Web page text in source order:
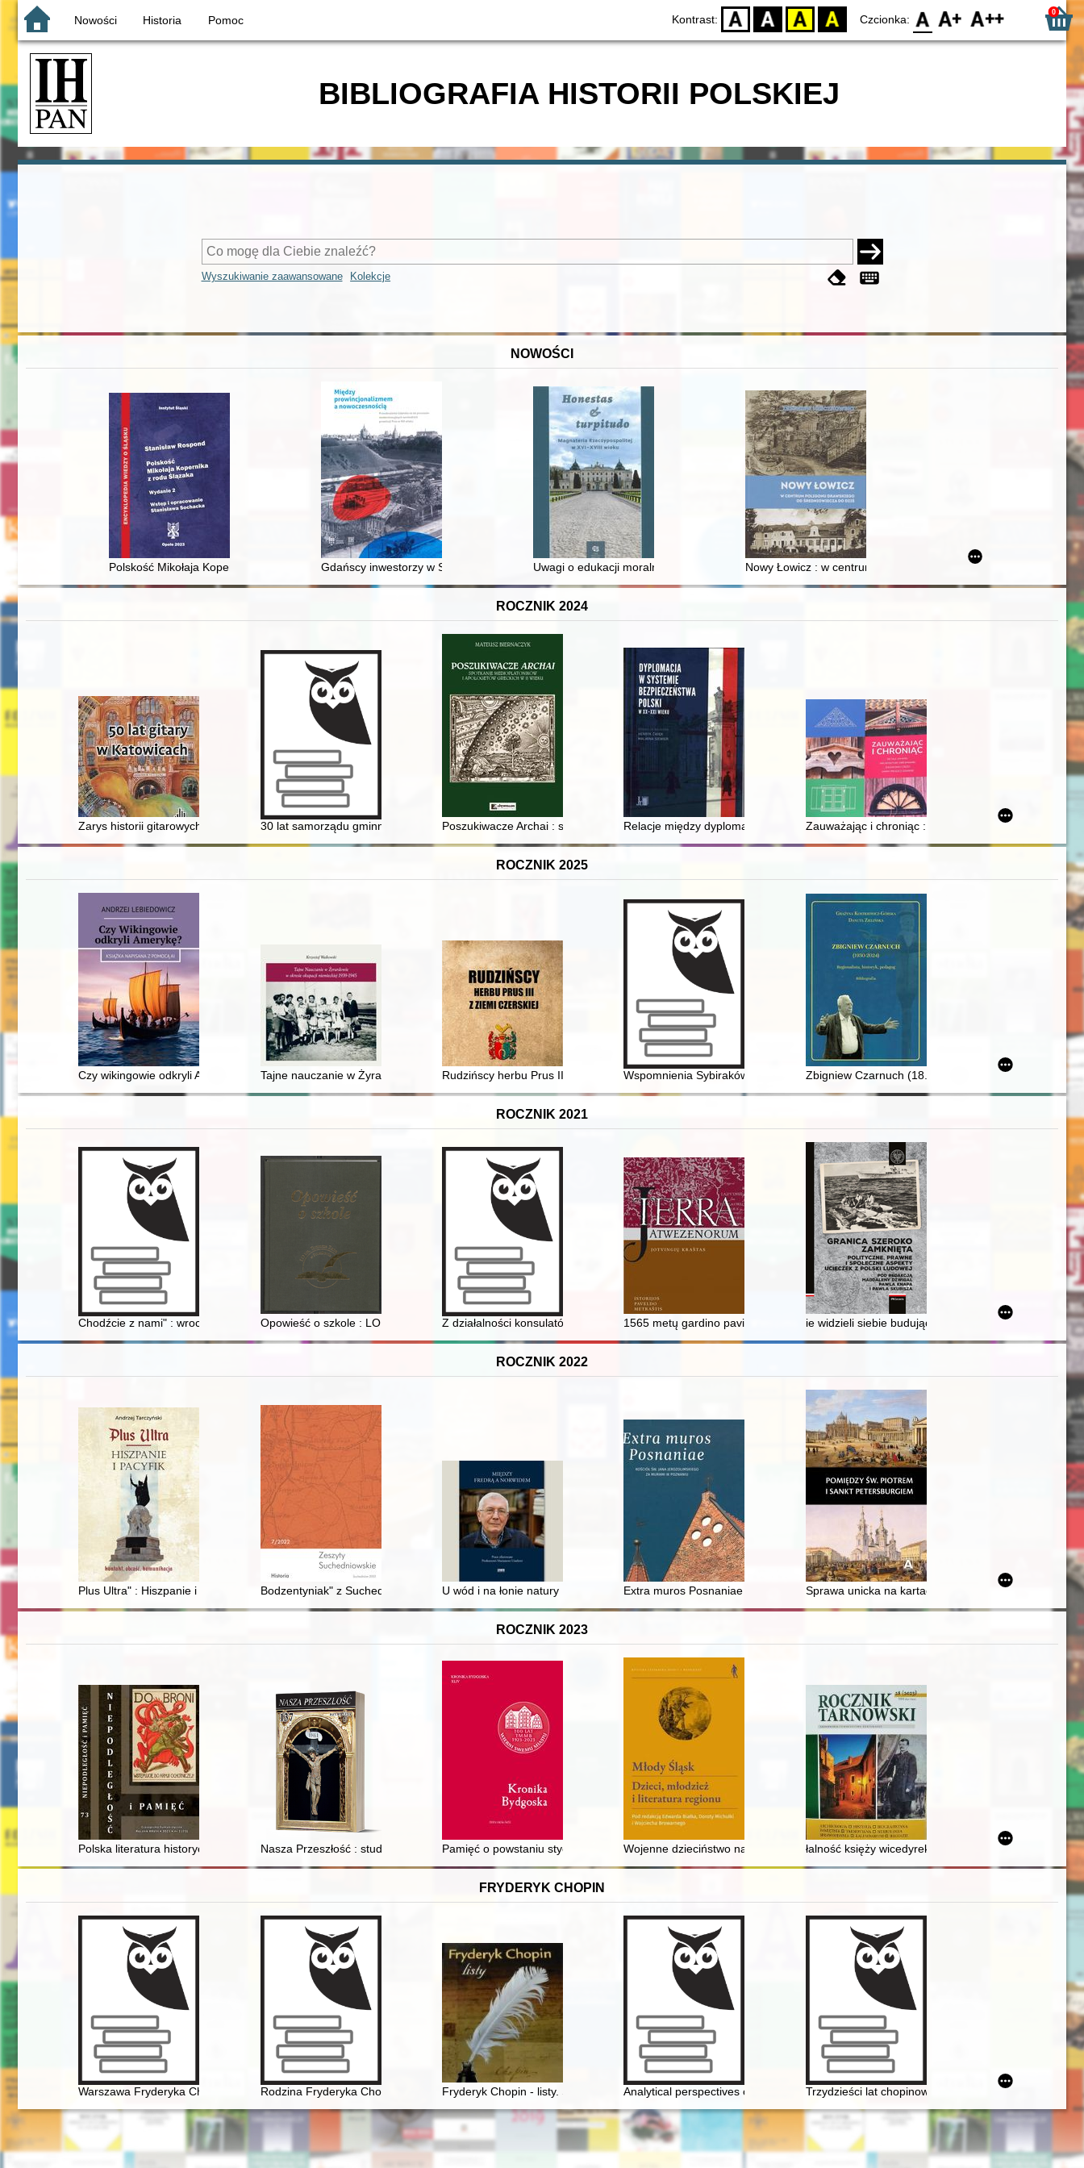
Nowości Historia Pomoc Kontrast: D BW YB BY Czcionka: F0 F1 F2 0
BIBLIOGRAFIA HISTORII POLSKIEJ
Wyszukiwanie zaawansowane Kolekcje
NOWOŚCI
Polskość Mikołaja Kopernika z rodu ŚlązakaGdańscy inwestorzy w Sopocie : prestiż finansowy i towarzyski lokalnego mieszczaństwa w 2. poł. XIX w
Uwagi o edukacji moralnej synów szlacheckich w XVI-wiecznej Rzeczypospolitej
Nowy Łowicz : w centrum poligonu drawskiego od średniowiecza
ROCZNIK 2024
Zarys historii gitarowych konkursów wykonawczych w Polsce
30 lat samorządu gminnego - Gmina TerespolPoszukiwacze Archai : spotkanie medioplatoników i Apologetów greckich w II wieku
Relacje między dyplomacją oraz wywiadem i kontrwywiadem II RP na Półwyspie
Zauważając i chroniąc : detale dawnej architektury
ROCZNIK 2025
Czy wikingowie odkryli Amerykę? Tajne nauczanie w Żyrardowie w okresie okupacji niemieckiej 1939-1945
Rudzińscy herbu Prus III z ziemi ciechanowskiej w archiwaliach : przasnyskie ziemskie wieczyste. T. 7
Wspomnienia Sybiraków : zbiór tekstów źródłowych. Cz. 1Zbigniew Czarnuch (18.03.1930 - 22.09.2024) :
ROCZNIK 2021
Chodźcie z nami" : wrocławskie protesty uliczne 1981-1989Opowieść o szkole : LO im. Tomasza Zana w PruszkowieZ działalności konsulatów w międzywojennej Gdyni w latach 1923-1939
1565 metų gardino pavieto bajorų paveldimi asmenvardžiaiie widzieli siebie budujących socjalizm" : przyczyny,
ROCZNIK 2022
Plus Ultra" : Hiszpanie i Pacyfik : kontakt, obcość, komunikacjaBodzentyniak" z Suchedniowa : wspomnienie o Jerzym Fąfarze : 11 lipca 1937 r. - 28 stycznia 2022 r
U wód i na łonie natury : kultura ochrony zdrowia, etykiety sanatoryjnej i przyjemności zwiedzania : relacja Józefa
Extra muros Posnaniae : kościół św. Jana Jerozolimskiego za Murami w Poznaniu
Sprawa unicka na kartach pamiętników ks. Karola
ROCZNIK 2023
Polska literatura historyczna wobec wojny 1920 rokuNasza Przeszłość : studia z dziejów Kościoła i kultury katolickiej w Polsce = Our Past : studies in the history of the Church and catholic culture in Poland. T. 137
Pamięć o powstaniu styczniowym na łamach "Dziennika Bydgoskiego" w okresie panowania pruskiego w Bydgoszczy
Wojenne dzieciństwo na Śląsku 1939-1945 : analiza wybranych wspomnień polskich
łalność księży wicedyrektorów i prokuratorów
FRYDERYK CHOPIN
Warszawa Fryderyka Chopina Rodzina Fryderyka Chopina na przełomie XVIII i XIX wFryderyk Chopin - listy. Skarbiec spuścizny epistolarnej w zbiorach polskich (wybór)
Analytical perspectives on the music of ChopinTrzydzieści lat chopinowskich festiwali w Antoninie